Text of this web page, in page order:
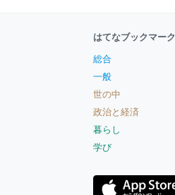
はてなブックマーク
総合
一般
世の中
政治と経済
暮らし
学び